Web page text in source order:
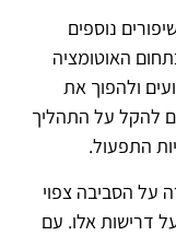
נוספים
האוטומציה
ולהפוך את
להקל על התהליך
התפעול.
על הסביבה צפוי
דרישות אלו. עם